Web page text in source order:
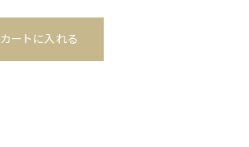
カートに入れる